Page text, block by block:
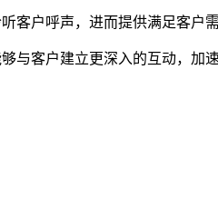
客户呼声，进而提供满足客户需
与客户建立更深入的互动，加